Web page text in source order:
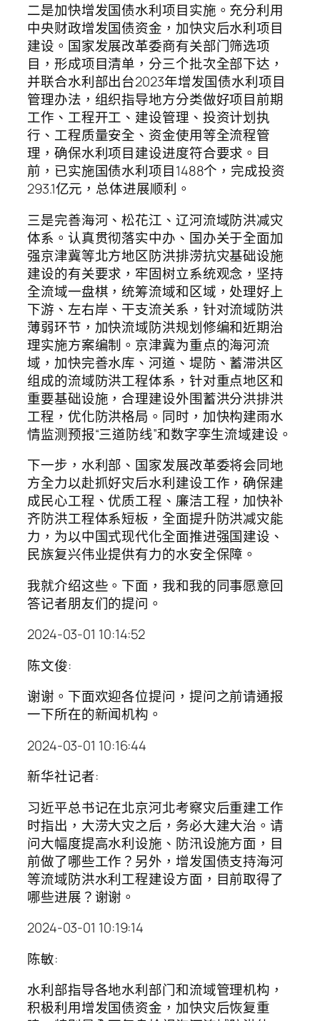
二是加快增发国债水利项目实施。充分利用
中央财政增发国债资金，加快灾后水利项目
建设。国家发展改革委商有关部门筛选项
目，形成项目清单，分三个批次全部下达，
并联合水利部出台2023年增发国债水利项目
管理办法，组织指导地方分类做好项目前期
工作、工程开工、建设管理、投资计划执
行、工程质量安全、资金使用等全流程管
理，确保水利项目建设进度符合要求。目
前，已实施国债水利项目1488个，完成投资
293.1亿元，总体进展顺利。
三是完善海河、松花江、辽河流域防洪减灾
体系。认真贯彻落实中办、国办关于全面加
强京津冀等北方地区防洪排涝抗灾基础设施
建设的有关要求，牢固树立系统观念，坚持
全流域一盘棋，统筹流域和区域，处理好上
下游、左右岸、干支流关系，针对流域防洪
薄弱环节，加快流域防洪规划修编和近期治
理实施方案编制。京津冀为重点的海河流
域，加快完善水库、河道、堤防、蓄滞洪区
组成的流域防洪工程体系，针对重点地区和
重要基础设施，合理建设外围蓄洪分洪排洪
工程，优化防洪格局。同时，加快构建雨水
情监测预报“三道防线”和数字孪生流域建设。
下一步，水利部、国家发展改革委将会同地
方全力以赴抓好灾后水利建设工作，确保建
成民心工程、优质工程、廉洁工程，加快补
齐防洪工程体系短板，全面提升防洪减灾能
力，为以中国式现代化全面推进强国建设、
民族复兴伟业提供有力的水安全保障。
我就介绍这些。下面，我和我的同事愿意回
答记者朋友们的提问。
2024-03-01 10:14:52
陈文俊:
谢谢。下面欢迎各位提问，提问之前请通报
一下所在的新闻机构。
2024-03-01 10:16:44
新华社记者:
习近平总书记在北京河北考察灾后重建工作
时指出，大涝大灾之后，务必大建大治。请
问大幅度提高水利设施、防汛设施方面，目
前做了哪些工作？另外，增发国债支持海河
等流域防洪水利工程建设方面，目前取得了
哪些进展？谢谢。
2024-03-01 10:19:14
陈敏:
水利部指导各地水利部门和流域管理机构，
积极利用增发国债资金，加快灾后恢复重